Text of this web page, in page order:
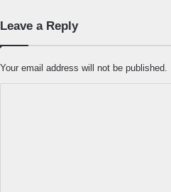
Leave a Reply
Your email address will not be published.